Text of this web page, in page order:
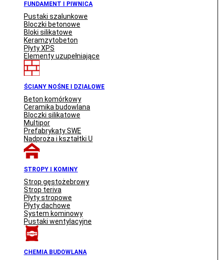
FUNDAMENT I PIWNICA
Pustaki szalunkowe
Bloczki betonowe
Bloki silikatowe
Keramzytobeton
Płyty XPS
Elementy uzupełniające
ŚCIANY NOŚNE I DZIAŁOWE
Beton komórkowy
Ceramika budowlana
Bloczki silikatowe
Multipor
Prefabrykaty SWE
Nadproża i kształtki U
STROPY I KOMINY
Strop gęstożebrowy
Strop teriva
Płyty stropowe
Płyty dachowe
System kominowy
Pustaki wentylacyjne
CHEMIA BUDOWLANA